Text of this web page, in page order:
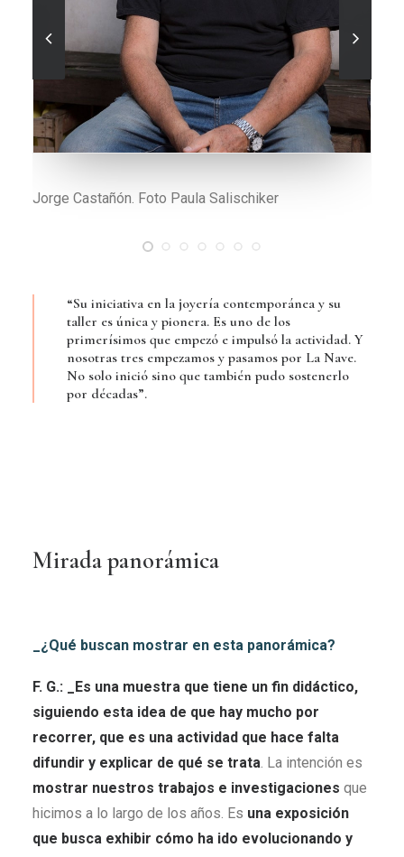
Broche Auto chocado I construido en palo santo,
acrílica. Foto Paula Salischiker
“Su iniciativa en la joyería contemporánea y su
taller es única y pionera. Es uno de los
primerísimos que empezó e impulsó la actividad. Y
nosotras tres empezamos y pasamos por La Nave.
No solo inició sino que también pudo sostenerlo
por décadas”.
Mirada panorámica
_¿Qué buscan mostrar en esta panorámica?
F. G.: _Es una muestra que tiene un fin didáctico,
siguiendo esta idea de que hay mucho por
recorrer, que es una actividad que hace falta
difundir y explicar de qué se trata. La intención es
mostrar nuestros trabajos e investigaciones que
hicimos a lo largo de los años. Es una exposición
que busca exhibir cómo ha ido evolucionando y